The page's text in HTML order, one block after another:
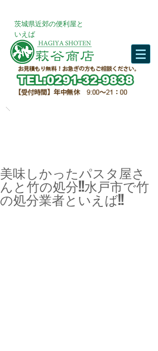
​茨城県近郊の便利屋と
いえば
美味しかったパスタ屋さ
んと竹の処分!!水戸市で竹
の処分業者といえば!!